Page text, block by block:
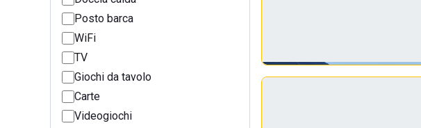
Posto barca
WiFi
TV
Giochi da tavolo
Carte
Videogiochi